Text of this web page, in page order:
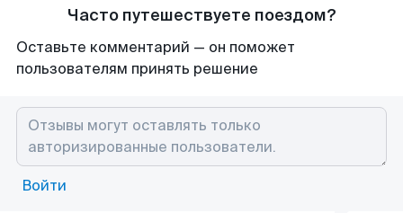
Часто путешествуете поездом?
Оставьте комментарий — он поможет
пользователям принять решение
Войти